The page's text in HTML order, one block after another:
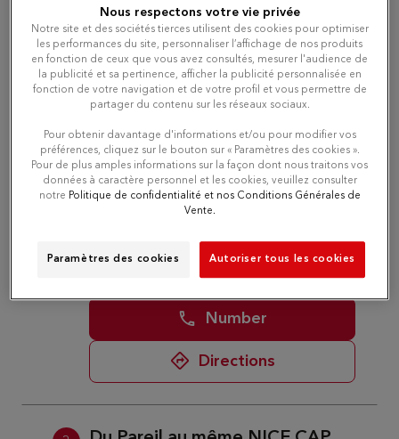
Number
Directions
2
Du Pareil au même ANTIBES
CHAMPIONNET
Currently closed
Number
Directions
Nous respectons votre vie privée
Notre site et des sociétés tierces utilisent des cookies pour optimiser
les performances du site, personnaliser l’affichage de nos produits
en fonction de ceux que vous avez consultés, mesurer l'audience de
la publicité et sa pertinence, afficher la publicité personnalisée en
fonction de votre navigation et de votre profil et vous permettre de
partager du contenu sur les réseaux sociaux.
Pour obtenir davantage d'informations et/ou pour modifier vos
préférences, cliquez sur le bouton sur « Paramètres des cookies ».
Pour de plus amples informations sur la façon dont nous traitons vos
données à caractère personnel et les cookies, veuillez consulter
notre Politique de confidentialité et nos Conditions Générales de
Vente.
Paramètres des cookies Autoriser tous les cookies